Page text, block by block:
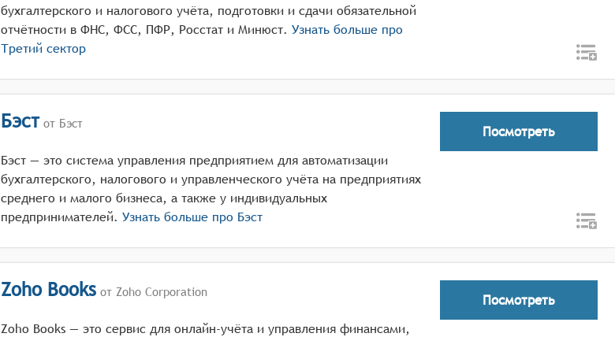
бухгалтерского и налогового учёта, подготовки и сдачи обязательной
отчётности в ФНС, ФСС, ПФР, Росстат и Минюст. Узнать больше про
Третий сектор
Бэстот Бэст
Бэст — это система управления предприятием для автоматизации
бухгалтерского, налогового и управленческого учёта на предприятиях
среднего и малого бизнеса, а также у индивидуальных
предпринимателей. Узнать больше про Бэст
Посмотреть
Zoho Books от Zoho Corporation
Zoho Books — это сервис для онлайн-учёта и управления финансами,
Посмотреть